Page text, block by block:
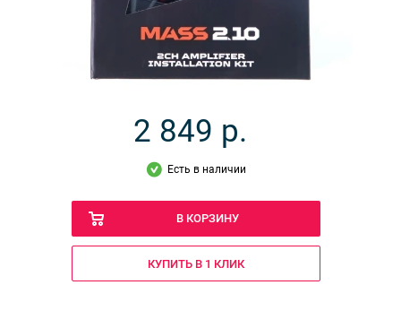
2 849 р.
Есть в наличии
В КОРЗИНУ
КУПИТЬ В 1 КЛИК